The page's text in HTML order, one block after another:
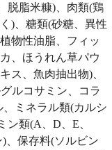
脱脂米糠)、肉類(鶏
)、糖類(砂糖、異性
物性油脂、フィッ
、ほうれん草パウ
ス、魚肉抽出物)、
ルコサミン、コラ
ミネラル類(カルシ
ン類(A、D、E、
、保存料(ソルビン